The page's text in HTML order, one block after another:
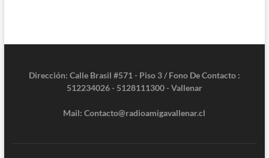
Dirección: Calle Brasil #571 - Piso 3 / Fono De Contacto :
512234026 - 5128111300 - Vallenar
Mail: Contacto@radioamigavallenar.cl